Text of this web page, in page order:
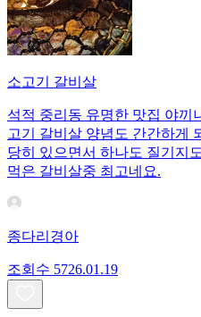
소고기 갈비살
석적 중리동 유명한 맛집 야끼
고기 갈비살 양념도 간간하게
당히 있으면서 하나도 질기지
먹은 갈비살중 최고네요.
종다리경아
조회수 5726.01.19